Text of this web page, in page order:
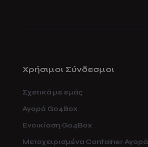
Χρήσιμοι Σύνδεσμοι
Σχετικά με εμάς
Αγορά Go4Box
Ενοικίαση Go4Box
Μεταχειρισμένα Container Αγορά